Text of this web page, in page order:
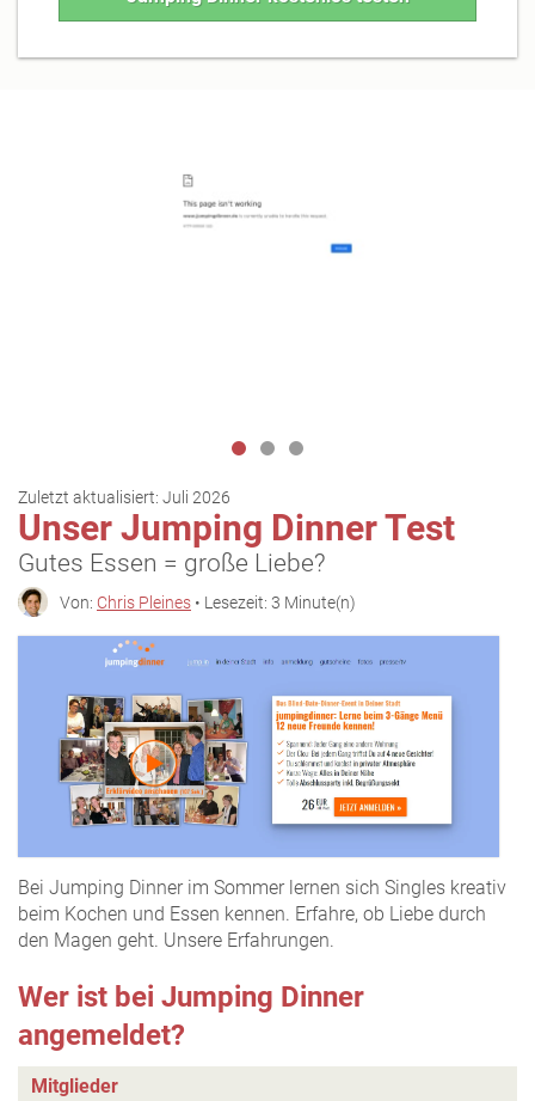
Zuletzt aktualisiert: Juli 2026
Unser Jumping Dinner Test
Gutes Essen = große Liebe?
Von: Chris Pleines • Lesezeit: 3 Minute(n)
Bei Jumping Dinner im Sommer lernen sich Singles kreativ
beim Kochen und Essen kennen. Erfahre, ob Liebe durch
den Magen geht. Unsere Erfahrungen.
Wer ist bei Jumping Dinner
angemeldet?
Mitglieder